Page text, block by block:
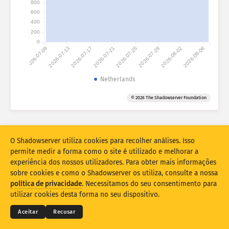
Estatísticas de ataque: dispositivos
Países
Conjunto de dados
Tag
Stacking Empilhado Sobreposição
Atualizar Redefinir
Transferir como PNG
2026-07-092026-07-132026-07-172026-07-212026-07-252026-07-292026-08-022026-08-06
0
200
400
600
800
Netherlands
© 2026 The Shadowserver Foundation
© 2026THE SHADOWSERVER FOUNDATION
Privacidade e termos
Contacte-nos Créditos
O Shadowserver utiliza cookies para recolher análises. Isso
permite medir a forma como o site é utilizado e melhorar a
experiência dos nossos utilizadores. Para obter mais informações
sobre cookies e como o Shadowserver os utiliza, consulte a nossa
política de privacidade. Necessitamos do seu consentimento para
utilizar cookies desta forma no seu dispositivo.
Aceitar Recusar